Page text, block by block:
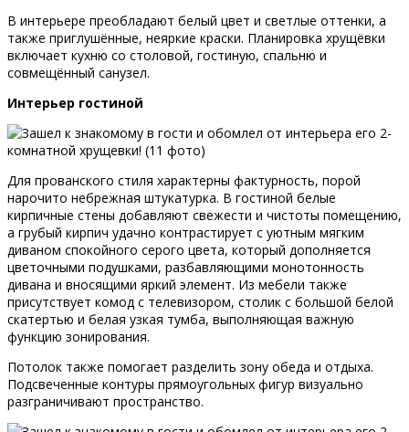
В интерьере преобладают белый цвет и светлые оттенки, а
также приглушённые, неяркие краски. Планировка хрущёвки
включает кухню со столовой, гостиную, спальню и
совмещённый санузел.
Интерьер гостиной
Для прованского стиля характерны фактурность, порой
нарочито небрежная штукатурка. В гостиной белые
кирпичные стены добавляют свежести и чистоты помещению,
а грубый кирпич удачно контрастирует с уютным мягким
диваном спокойного серого цвета, который дополняется
цветочными подушками, разбавляющими монотонность
дивана и вносящими яркий элемент. Из мебели также
присутствует комод с телевизором, столик с большой белой
скатертью и белая узкая тумба, выполняющая важную
функцию зонирования.
Потолок также помогает разделить зону обеда и отдыха.
Подсвеченные контуры прямоугольных фигур визуально
разграничивают пространство.